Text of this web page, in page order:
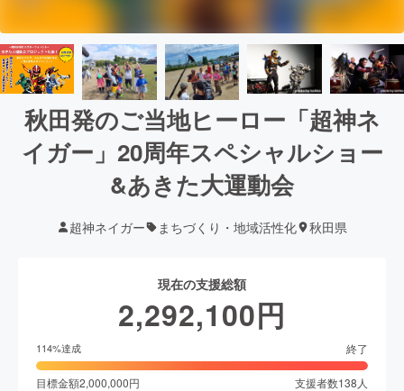
秋田発のご当地ヒーロー「超神ネ
イガー」20周年スペシャルショー
&あきた大運動会
超神ネイガー まちづくり・地域活性化 秋田県
現在の支援総額
2,292,100円
114%達成 終了
目標金額2,000,000円 支援者数138 人